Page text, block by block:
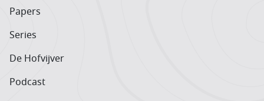
Papers
Series
De Hofvijver
Podcast